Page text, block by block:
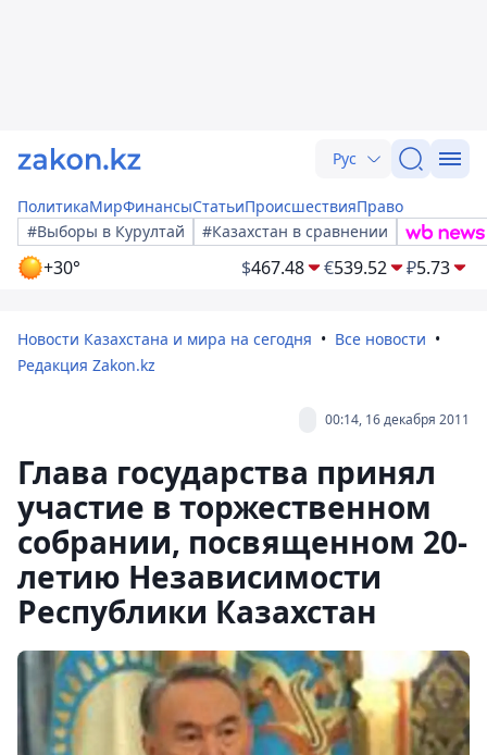
Рус
ПолитикаМирФинансыСтатьиПроисшествияПраво
#Выборы в Курултай
#Казахстан в сравнении
+30° $467.48 €539.52 ₽5.73
Новости Казахстана и мира на сегодня
Все новости
Редакция Zakon.kz
00:14, 16 декабря 2011
Глава государства принял
участие в торжественном
собрании, посвященном 20-
летию Независимости
Республики Казахстан